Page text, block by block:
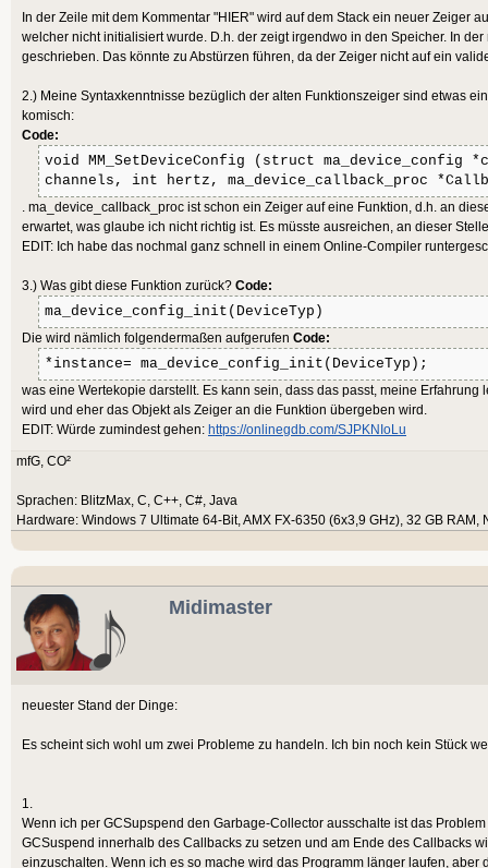
>sampleRate);
return instance;
In der Zeile mit dem Kommentar "HIER" wird auf dem Stack ein neuer Zeiger
welcher nicht initialisiert wurde. D.h. der zeigt irgendwo in den Speicher. In
geschrieben. Das könnte zu Abstürzen führen, da der Zeiger nicht auf ein
2.) Meine Syntaxkenntnisse bezüglich der alten Funktionszeiger sind etwas
komisch:
Code:
void MM_SetDeviceConfig (struct
channels, int hertz, ma_device_callback_proc
. ma_device_callback_proc ist schon ein Zeiger auf eine Funktion, d.h. an
erwartet, was glaube ich nicht richtig ist. Es müsste ausreichen, an dieser
EDIT: Ich habe das nochmal ganz schnell in einem Online-Compiler
3.) Was gibt diese Funktion zurück? Code:
ma_device_config_init(DeviceTyp)
Die wird nämlich folgendermaßen aufgerufen Code:
*instance= ma_device_config_init(DeviceTyp);
was eine Wertekopie darstellt. Es kann sein, dass das passt, meine Erfahrung
wird und eher das Objekt als Zeiger an die Funktion übergeben wird.
EDIT: Würde zumindest gehen: https://onlinegdb.com/SJPKNIoLu
mfG, CO²
Sprachen: BlitzMax, C, C++, C#, Java
Hardware: Windows 7 Ultimate 64-Bit, AMX FX-6350 (6x3,9 GHz), 32 GB RAM,
Midimaster
neuester Stand der Dinge:
Es scheint sich wohl um zwei Probleme zu handeln. Ich bin noch kein Stück
1.
Wenn ich per GCSupspend den Garbage-Collector ausschalte ist das
GCSuspend innerhalb des Callbacks zu setzen und am Ende des Callbacks
einzuschalten. Wenn ich es so mache wird das Programm länger laufen, aber